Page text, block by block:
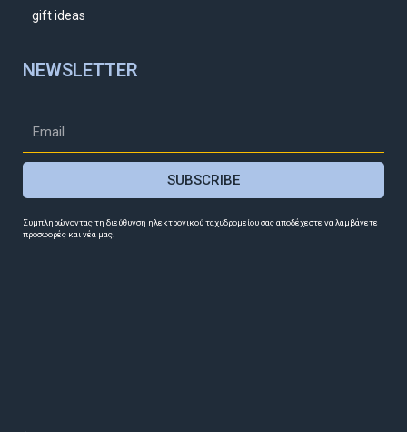
gift ideas
NEWSLETTER
SUBSCRIBE
Συμπληρώνοντας τη διεύθυνση ηλεκτρονικού ταχυδρομείου σας αποδέχεστε να λαμβάνετε
προσφορές και νέα μας.